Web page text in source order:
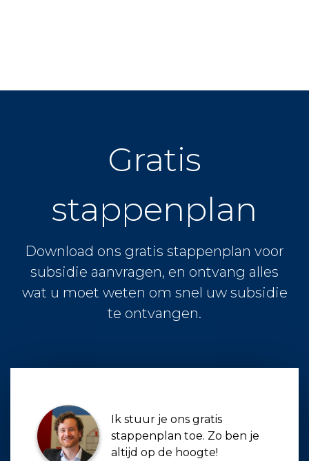
Gratis
stappenplan
Download ons gratis stappenplan voor
subsidie aanvragen, en ontvang alles
wat u moet weten om snel uw subsidie
te ontvangen.
Ik stuur je ons gratis
stappenplan toe. Zo ben je
altijd op de hoogte!